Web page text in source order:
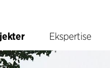
Ekspertise